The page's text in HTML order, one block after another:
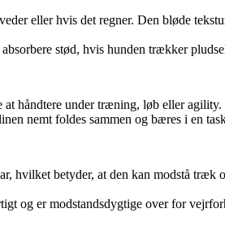
eller hvis det regner. Den bløde
stød, hvis hunden trækker
håndtere under træning, løb eller
nemt foldes sammen og bæres i en
hvilket betyder, at den kan modstå
og er modstandsdygtige over for